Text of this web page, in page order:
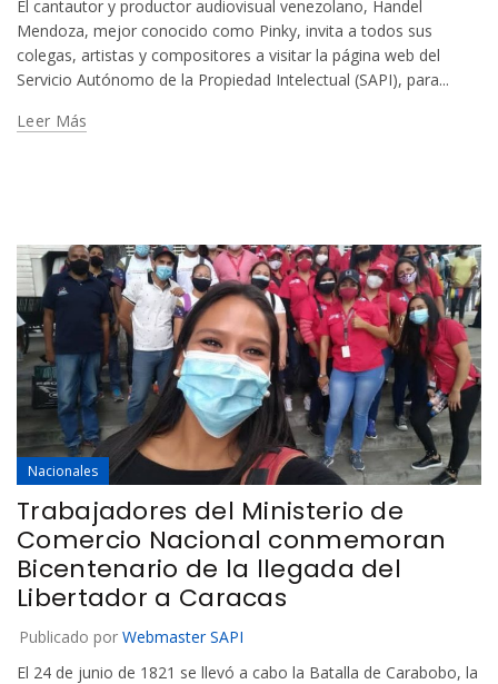
El cantautor y productor audiovisual venezolano, Handel
Mendoza, mejor conocido como Pinky, invita a todos sus
colegas, artistas y compositores a visitar la página web del
Servicio Autónomo de la Propiedad Intelectual (SAPI), para...
Leer Más
Nacionales
Trabajadores del Ministerio de
Comercio Nacional conmemoran
Bicentenario de la llegada del
Libertador a Caracas
Publicado por Webmaster SAPI
El 24 de junio de 1821 se llevó a cabo la Batalla de Carabobo, la